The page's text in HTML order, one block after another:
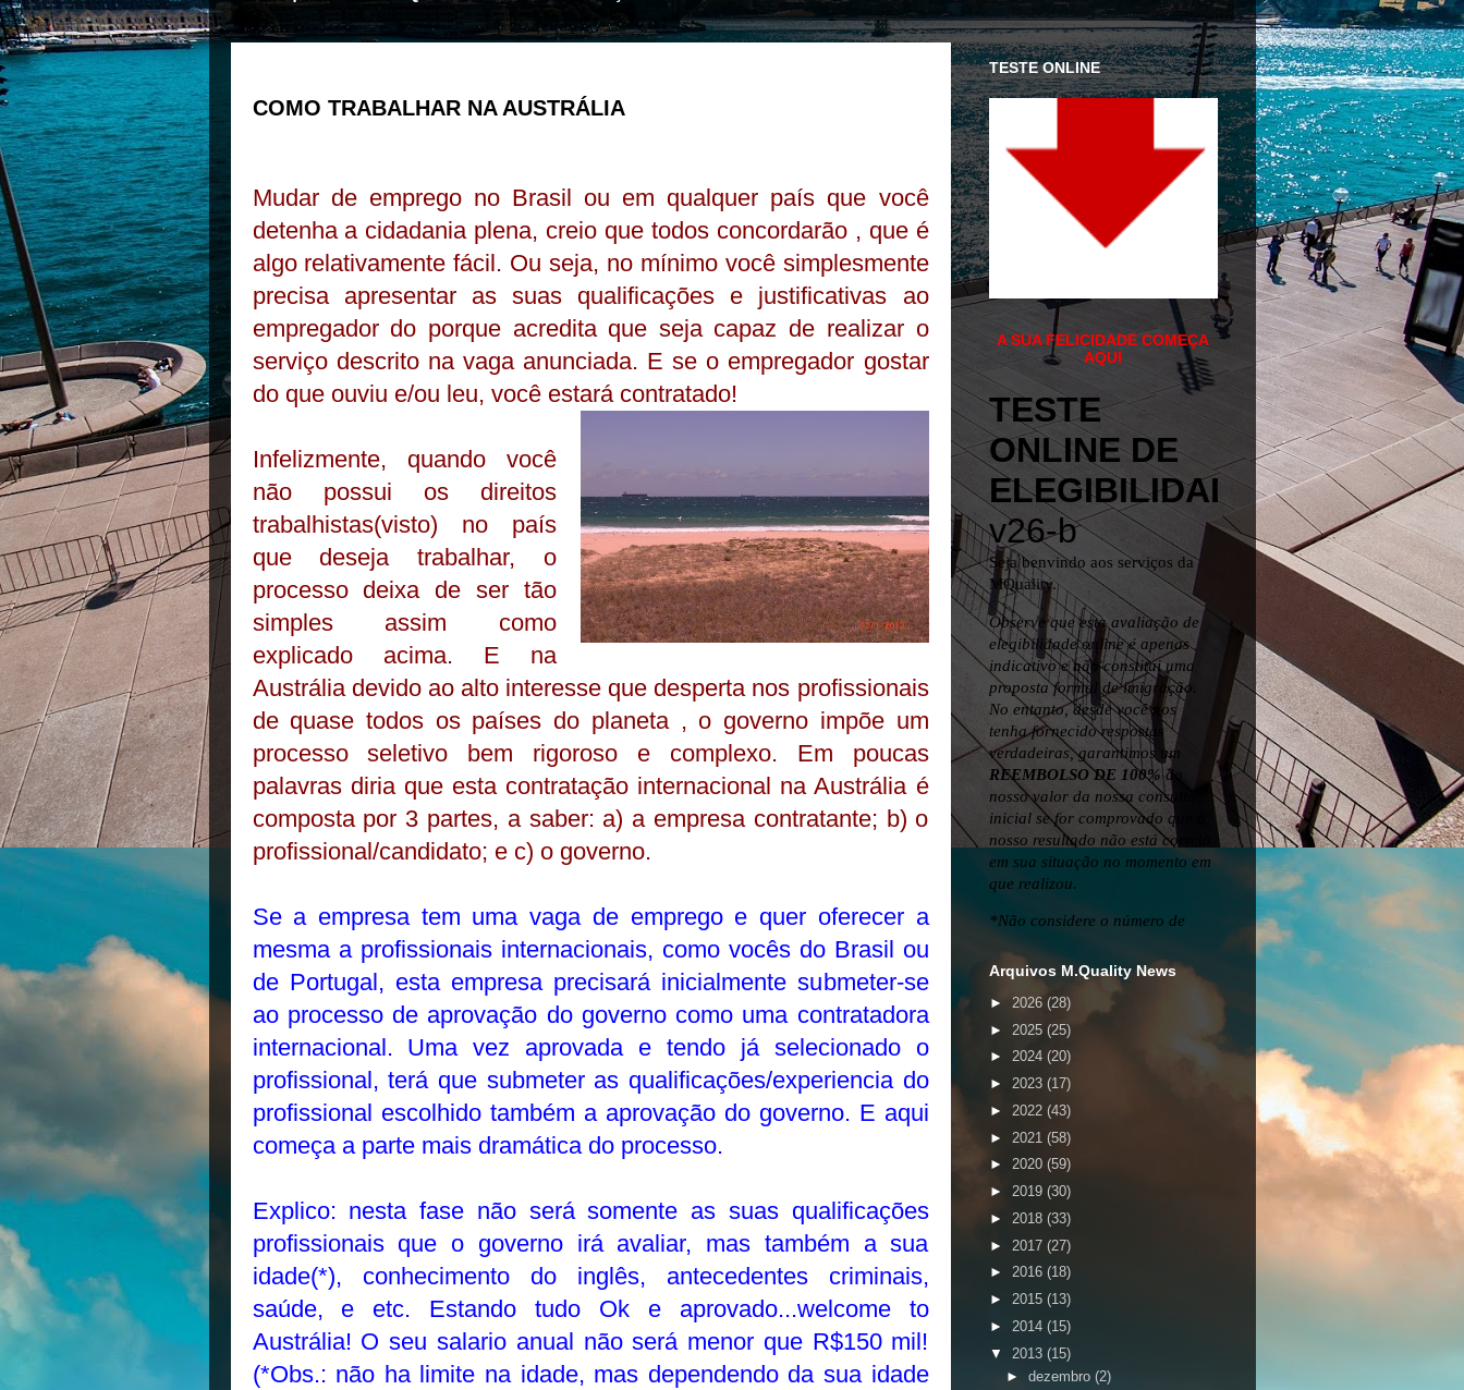
COMO TRABALHAR NA AUSTRÁLIA
Mudar de emprego no Brasil ou em qualquer país que você
detenha a cidadania plena, creio que todos concordarão , que é
algo relativamente fácil. Ou seja, no mínimo você simplesmente
precisa apresentar as suas qualificações e justificativas ao
empregador do porque acredita que seja capaz de realizar o
serviço descrito na vaga anunciada. E se o empregador gostar
do que ouviu e/ou leu, você estará contratado!
Infelizmente, quando você
não possui os direitos
trabalhistas(visto) no país
que deseja trabalhar, o
processo deixa de ser tão
simples assim como
explicado acima. E na
Austrália devido ao alto interesse que desperta nos profissionais
de quase todos os países do planeta , o governo impõe um
processo seletivo bem rigoroso e complexo. Em poucas
palavras diria que esta contratação internacional na Austrália é
composta por 3 partes, a saber: a) a empresa contratante; b) o
profissional/candidato; e c) o governo.
Se a empresa tem uma vaga de emprego e quer oferecer a
mesma a profissionais internacionais, como vocês do Brasil ou
de Portugal, esta empresa precisará inicialmente submeter-se
ao processo de aprovação do governo como uma contratadora
internacional. Uma vez aprovada e tendo já selecionado o
profissional, terá que submeter as qualificações/experiencia do
profissional escolhido também a aprovação do governo. E aqui
começa a parte mais dramática do processo.
Explico: nesta fase não será somente as suas qualificações
profissionais que o governo irá avaliar, mas também a sua
idade(*), conhecimento do inglês, antecedentes criminais,
saúde, e etc. Estando tudo Ok e aprovado...welcome to
Austrália! O seu salario anual não será menor que R$150 mil!
(*Obs.: não ha limite na idade, mas dependendo da sua idade
TESTE ONLINE
A SUA FELICIDADE COMEÇA
AQUI
Arquivos M.Quality News
► 2026 (28)
► 2025 (25)
► 2024 (20)
► 2023 (17)
► 2022 (43)
► 2021 (58)
► 2020 (59)
► 2019 (30)
► 2018 (33)
► 2017 (27)
► 2016 (18)
► 2015 (13)
► 2014 (15)
▼ 2013 (15)
►dezembro(2)